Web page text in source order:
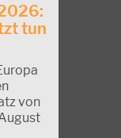
tun
von